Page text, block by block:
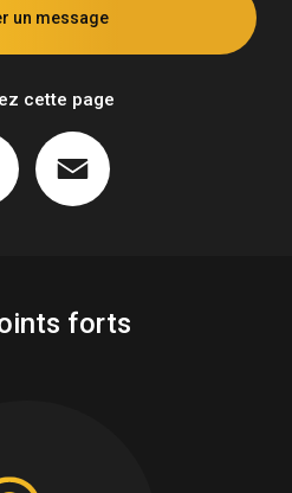
un message
cette page
Facebook
forts